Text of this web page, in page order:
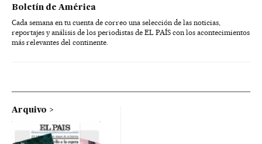
Boletín de América
Cada semana en tu cuenta de correo una selección de las noticias,
reportajes y análisis de los periodistas de EL PAÍS con los acontecimientos
más relevantes del continente.
Arquivo